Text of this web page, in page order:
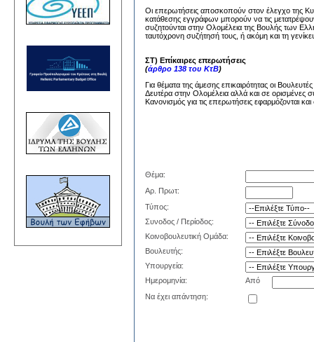
Οι επερωτήσεις αποσκοπούν στον έλεγχο της
κατάθεσης εγγράφων μπορούν να τις
συζητούνται στην Ολομέλεια της Βουλής των
ταυτόχρονη συζήτησή τους, ή ακόμη και τη
ΣΤ) Επίκαιρες επερωτήσεις
(άρθρο 138 του ΚτΒ)
Για θέματα της άμεσης επικαιρότητας οι
Δευτέρα στην Ολομέλεια αλλά και σε ορισμένες
Κανονισμός για τις επερωτήσεις εφαρμόζονται
Θέμα:
Αρ. Πρωτ:
Τύπος:
Συνοδος / Περίοδος:
Κοινοβουλευτική Ομάδα:
Βουλευτής:
Υπουργεία:
Ημερομηνία:
Από
Να έχει απάντηση: